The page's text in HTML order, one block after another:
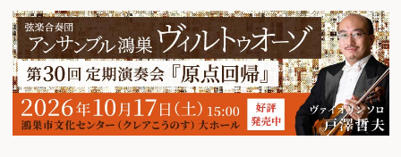
ゲ
ー
シ
ョ
ン